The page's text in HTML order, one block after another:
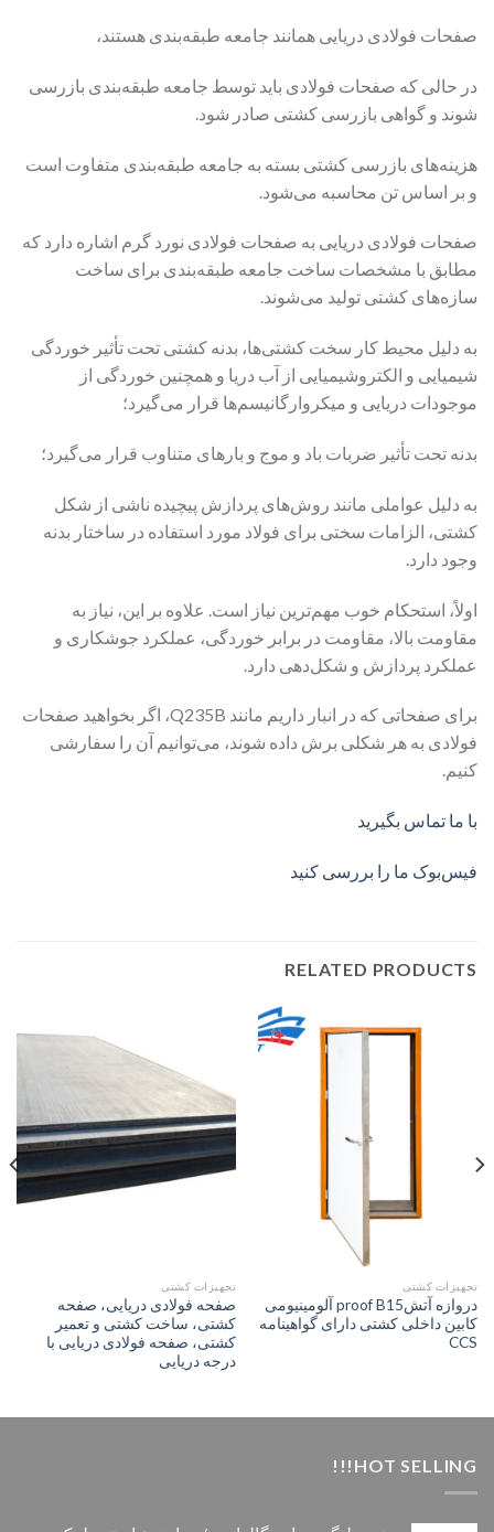
صفحات فولادی دریایی همانند جامعه طبقه‌بندی هستند،
در حالی که صفحات فولادی باید توسط جامعه طبقه‌بندی بازرسی
شوند و گواهی بازرسی کشتی صادر شود.
هزینه‌های بازرسی کشتی بسته به جامعه طبقه‌بندی متفاوت است
و بر اساس تن محاسبه می‌شود.
صفحات فولادی دریایی به صفحات فولادی نورد گرم اشاره دارد که
مطابق با مشخصات ساخت جامعه طبقه‌بندی برای ساخت
سازه‌های کشتی تولید می‌شوند.
به دلیل محیط کار سخت کشتی‌ها، بدنه کشتی تحت تأثیر خوردگی
شیمیایی و الکتروشیمیایی از آب دریا و همچنین خوردگی از
موجودات دریایی و میکروارگانیسم‌ها قرار می‌گیرد؛
بدنه تحت تأثیر ضربات باد و موج و بارهای متناوب قرار می‌گیرد؛
به دلیل عواملی مانند روش‌های پردازش پیچیده ناشی از شکل
کشتی، الزامات سختی برای فولاد مورد استفاده در ساختار بدنه
وجود دارد.
اولاً، استحکام خوب مهم‌ترین نیاز است. علاوه بر این، نیاز به
مقاومت بالا، مقاومت در برابر خوردگی، عملکرد جوشکاری و
عملکرد پردازش و شکل‌دهی دارد.
برای صفحاتی که در انبار داریم مانند Q235B، اگر بخواهید صفحات
فولادی به هر شکلی برش داده شوند، می‌توانیم آن را سفارشی
کنیم.
با ما تماس بگیرید
فیس‌بوک ما را بررسی کنید
RELATED PRODUCTS
تجهیزات کشتی
دروازه آتش‌proof B15 آلومینیومی
کابین داخلی کشتی دارای گواهینامه
CCS
تجهیزات کشتی
صفحه فولادی دریایی، صفحه
کشتی، ساخت کشتی و تعمیر
کشتی، صفحه فولادی دریایی با
درجه دریایی
HOT SELLING!!!